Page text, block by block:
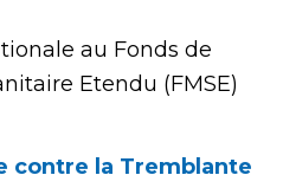
au Fonds de
Etendu (FMSE)
contre la Tremblante